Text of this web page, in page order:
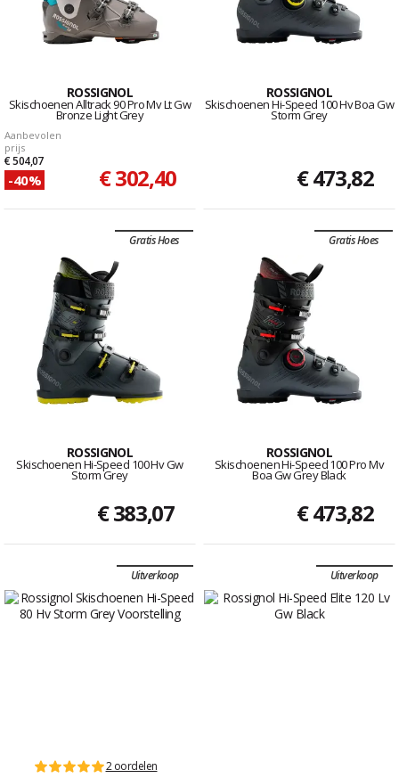
ROSSIGNOL
Skischoenen Alltrack 90 Pro Mv Lt Gw
Bronze Light Grey
Aanbevolen
prijs
€ 504,07
-40% € 302,40
ROSSIGNOL
Skischoenen Hi-Speed 100 Hv Boa Gw
Storm Grey
€ 473,82
Gratis Hoes
ROSSIGNOL
Skischoenen Hi-Speed 100 Hv Gw
Storm Grey
€ 383,07
Gratis Hoes
ROSSIGNOL
Skischoenen Hi-Speed 100 Pro Mv
Boa Gw Grey Black
€ 473,82
Uitverkoop
2 oordelen
Uitverkoop